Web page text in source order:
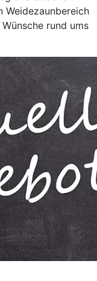
Weidezaunbereich
rund ums